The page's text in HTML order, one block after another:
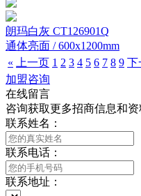
朗玛白灰 CT126901Q
通体亮面 / 600x1200mm
«
上一页 1 2 3 4 5 6 7 8 9 下
加盟咨询
在线留言
咨询获取更多招商信息和
联系姓名：
联系电话：
联系地址：